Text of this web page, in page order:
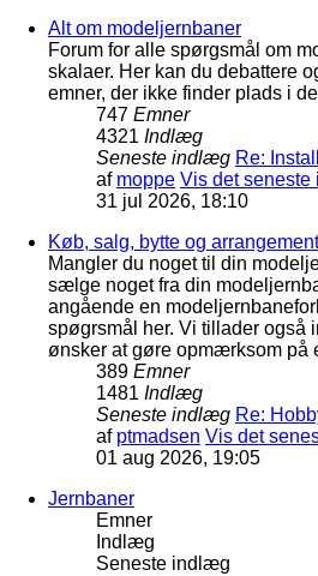
Alt om modeljernbaner
Forum for alle spørgsmål om
skalaer. Her kan du debattere
emner, der ikke finder plads i
747 Emner
4321 Indlæg
Seneste indlæg Re:
af moppe Vis det
31 jul 2026, 18:10
Køb, salg, bytte og
Mangler du noget til din
sælge noget fra din
angående en
spøgrsmål her. Vi tillader også
ønsker at gøre opmærksom på
389 Emner
1481 Indlæg
Seneste indlæg Re:
af ptmadsen Vis det
01 aug 2026, 19:05
Jernbaner
Emner
Indlæg
Seneste indlæg